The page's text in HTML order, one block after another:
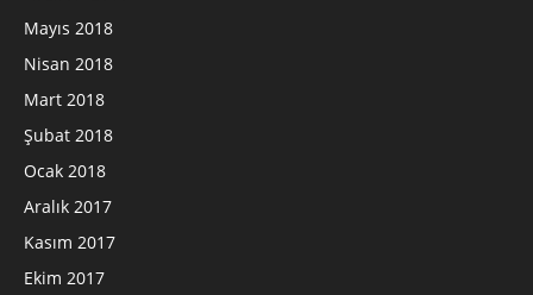
Mayıs 2018
Nisan 2018
Mart 2018
Şubat 2018
Ocak 2018
Aralık 2017
Kasım 2017
Ekim 2017